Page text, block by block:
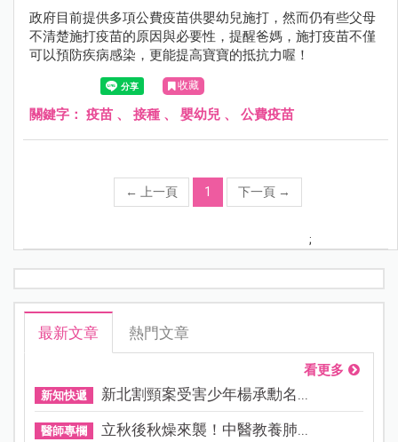
政府目前提供多項公費疫苗供嬰幼兒施打，然而仍有些父母
不清楚施打疫苗的原因與必要性，提醒爸媽，施打疫苗不僅
可以預防疾病感染，更能提高寶寶的抵抗力喔！
收藏
關鍵字： 疫苗 、 接種 、 嬰幼兒 、 公費疫苗
← 上一頁 1 下一頁 →
;
最新文章 熱門文章
看更多
新知快遞 新北割頸案受害少年楊承勳名...
醫師專欄 立秋後秋燥來襲！中醫教養肺...